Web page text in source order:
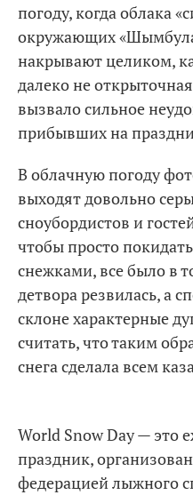
погоду, когда облака
окружающих
накрывают целиком,
далеко не
вызвало сильное
прибывших на
В облачную погоду
выходят довольно
сноубордистов и
чтобы просто
снежками, все было в
детвора резвилась, а
склоне характерные
считать, что таким
снега сделала всем
World Snow Day — это
праздник,
федерацией лыжного